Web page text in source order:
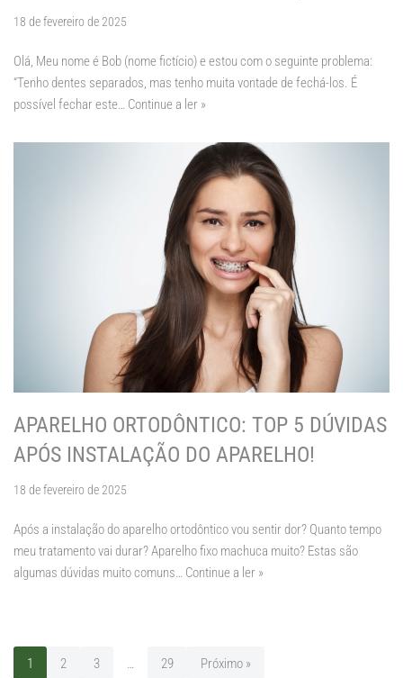
18 de fevereiro de 2025
Olá, Meu nome é Bob (nome fictício) e estou com o seguinte problema:
“Tenho dentes separados, mas tenho muita vontade de fechá-los. É
possível fechar este… Continue a ler »
APARELHO ORTODÔNTICO: TOP 5 DÚVIDAS
APÓS INSTALAÇÃO DO APARELHO!
18 de fevereiro de 2025
Após a instalação do aparelho ortodôntico vou sentir dor? Quanto tempo
meu tratamento vai durar? Aparelho fixo machuca muito? Estas são
algumas dúvidas muito comuns… Continue a ler »
1 2 3 … 29 Próximo »